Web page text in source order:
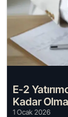
E-2
Kadar
1 Ocak 2026